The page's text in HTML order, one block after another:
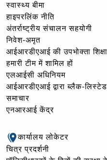
स्वास्थ्य बीमा
हाइपरलिंक नीति
अंतर्राष्ट्रीय संचालन सहयोगी
निवेश-अमृत
आईआरडीएआई की उपभोक्ता शिक्षा
हमारी टीम में शामिल हों
एलआईसी अधिनियम
आईआरडीएआई द्वारा ब्लैक-
समाचार
एनआरआई केंद्र
कार्यालय लोकेटर
चित्र प्रदर्शनी